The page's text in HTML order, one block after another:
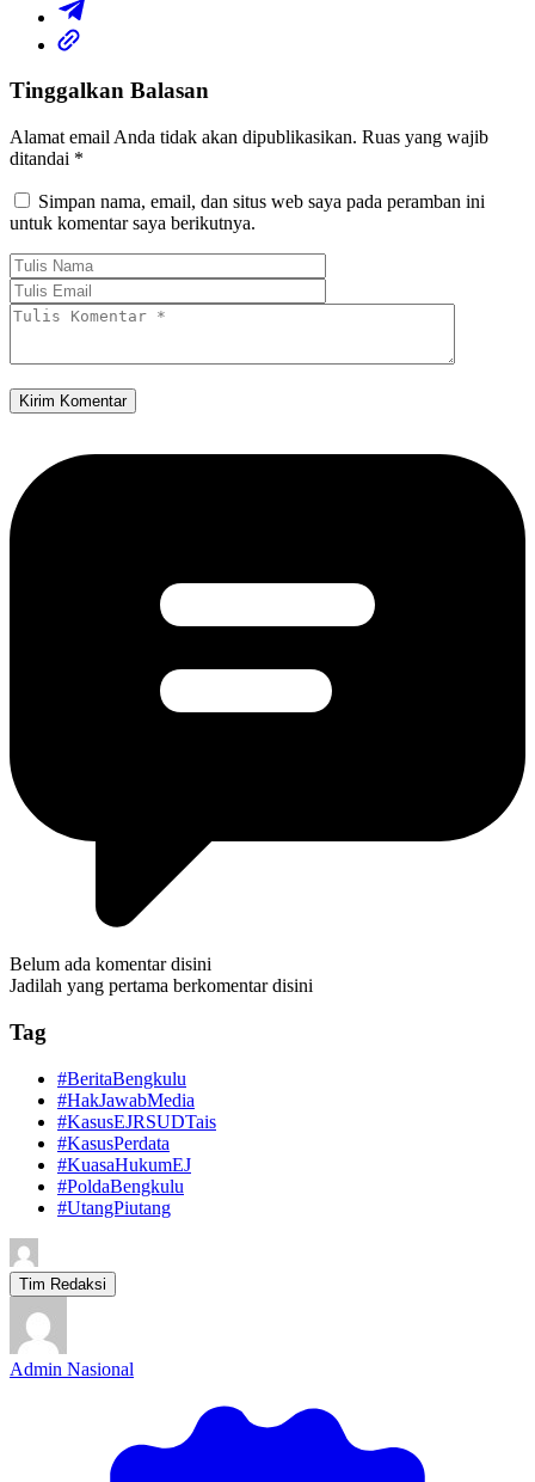
Tinggalkan Balasan
Alamat email Anda tidak akan dipublikasikan. Ruas yang wajib
ditandai *
Simpan nama, email, dan situs web saya pada peramban ini
untuk komentar saya berikutnya.
Belum ada komentar disini
Jadilah yang pertama berkomentar disini
Tag
#BeritaBengkulu
#HakJawabMedia
#KasusEJRSUDTais
#KasusPerdata
#KuasaHukumEJ
#PoldaBengkulu
#UtangPiutang
Tim Redaksi
Admin Nasional